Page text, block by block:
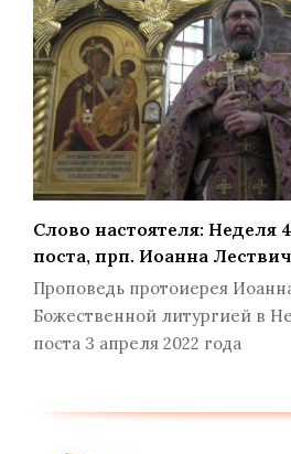
Слово настоятеля: Неделя
поста, прп. Иоанна
Проповедь протоиерея
Божественной литургией в
поста 3 апреля 2022 года